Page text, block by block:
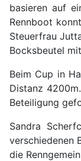
basieren auf
Rennboot
Steuerfrau
Bocksbeutel
Beim Cup in
Distanz
Beteiligung
Sandra
verschiedenen
die